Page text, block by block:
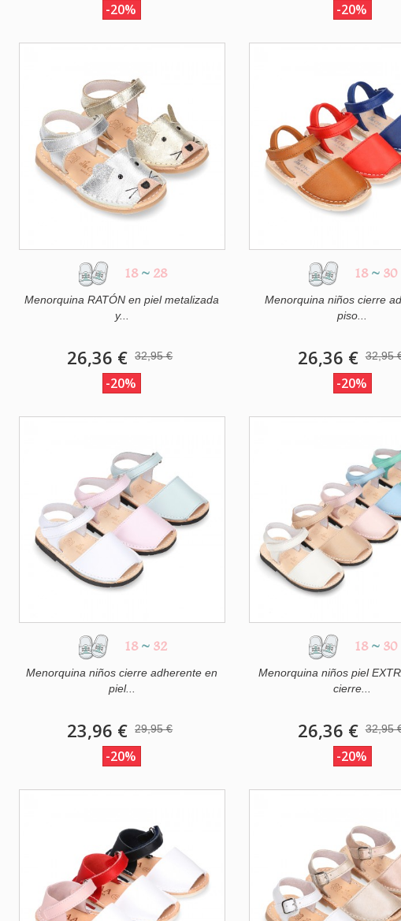
-20% -20%
18 ~28
Menorquina RATÓN en piel metalizada
y...
26,36 € 32,95 €
-20%
18 ~ 30
Menorquina niños cierre
piso...
26,36 € 32,95
-20%
18 ~32
Menorquina niños cierre adherente en
piel...
23,96 € 29,95 €
-20%
18 ~ 30
Menorquina niños piel
cierre...
26,36 € 32,95
-20%